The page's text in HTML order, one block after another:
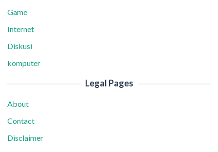
Game
Internet
Diskusi
komputer
Legal Pages
About
Contact
Disclaimer